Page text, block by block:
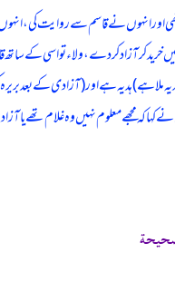
انہوں نے قاسم سے روایت کی، انہوں
خرید کر آزاد کر دے، ولاء تو اسی کے
ہدیہ ہے اور (آزادی کے بعد بریرہ کو)
کہ مجھے معلوم نہیں وہ غلام تھے یا